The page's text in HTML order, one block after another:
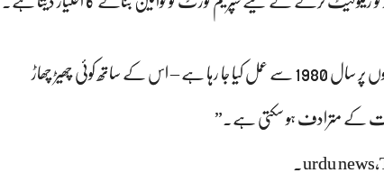
خط میں مزید کہا گیا ہے کہ “وقت کے مطابق جانچے گئے ان اصولوں پر سال 1980 سے عمل کیا جا رہا ہے – اس کے ساتھ کوئی چھیڑ چھاڑ
کے مترادف ہو سکتی ہے۔”
urdu